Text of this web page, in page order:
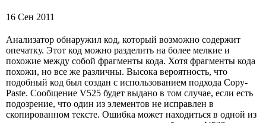
16 Сен 2011
Анализатор обнаружил код, который возможно содержит
опечатку. Этот код можно разделить на более мелкие и
похожие между собой фрагменты кода. Хотя фрагменты кода
похожи, но все же различны. Высока вероятность, что
подобный код был создан с использованием подхода Copy-
Paste. Сообщение V525 будет выдано в том случае, если есть
подозрение, что один из элементов не исправлен в
скопированном тексте. Ошибка может находиться в одной из